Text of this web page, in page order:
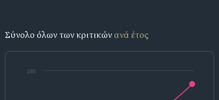
Σύνολο όλων των κριτικών ανά έτος
145